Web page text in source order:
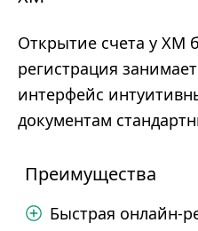
Открытие счета у XM
регистрация
интерфейс
документам
Преимущества
Быстрая онлайн-